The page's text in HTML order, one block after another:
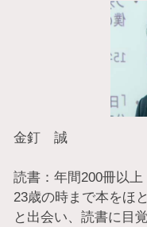
金釘 誠
読書：年間200冊以上
23歳の時まで本をほ
と出会い、読書に目